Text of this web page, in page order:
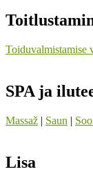
Toiduvalmistamise
SPA ja
Massaž | Saun |
Lisa